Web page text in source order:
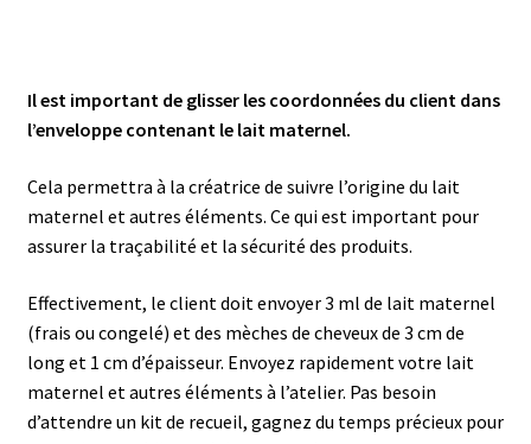
Il est important de glisser les coordonnées du client dans
l’enveloppe contenant le lait maternel.
Cela permettra à la créatrice de suivre l’origine du lait
maternel et autres éléments. Ce qui est important pour
assurer la traçabilité et la sécurité des produits.
Effectivement, le client doit envoyer 3 ml de lait maternel
(frais ou congelé) et des mèches de cheveux de 3 cm de
long et 1 cm d’épaisseur. Envoyez rapidement votre lait
maternel et autres éléments à l’atelier. Pas besoin
d’attendre un kit de recueil, gagnez du temps précieux pour